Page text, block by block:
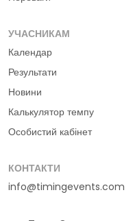
УЧАСНИКАМ
Календар
Результати
Новини
Калькулятор темпу
Особистий кабінет
КОНТАКТИ
info@timingevents.com